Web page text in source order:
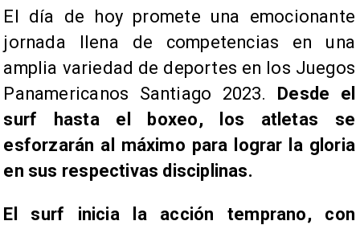
​El día de hoy promete una emocionante
jornada llena de competencias en una
amplia variedad de deportes en los Juegos
Panamericanos Santiago 2023.
Desde el
surf hasta el boxeo, los atletas se
esforzarán al máximo para lograr la gloria
en sus respectivas disciplinas.
El surf inicia la acción temprano, con